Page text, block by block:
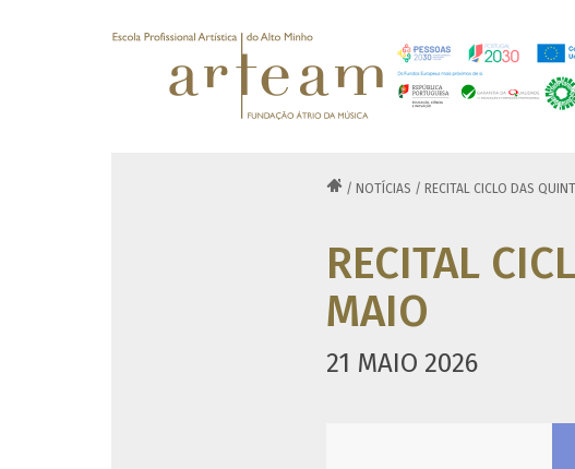
 / NOTÍCIAS / RECITAL CICLO DAS
RECITAL
MAIO
21 MAIO 2026